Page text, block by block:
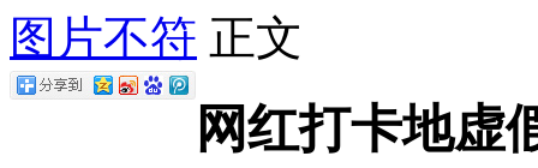
图片不符 正文
网红打卡地虚